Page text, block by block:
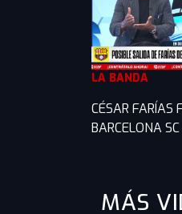
LA BANDA
CÉSAR FARÍAS
BARCELONA
MÁS